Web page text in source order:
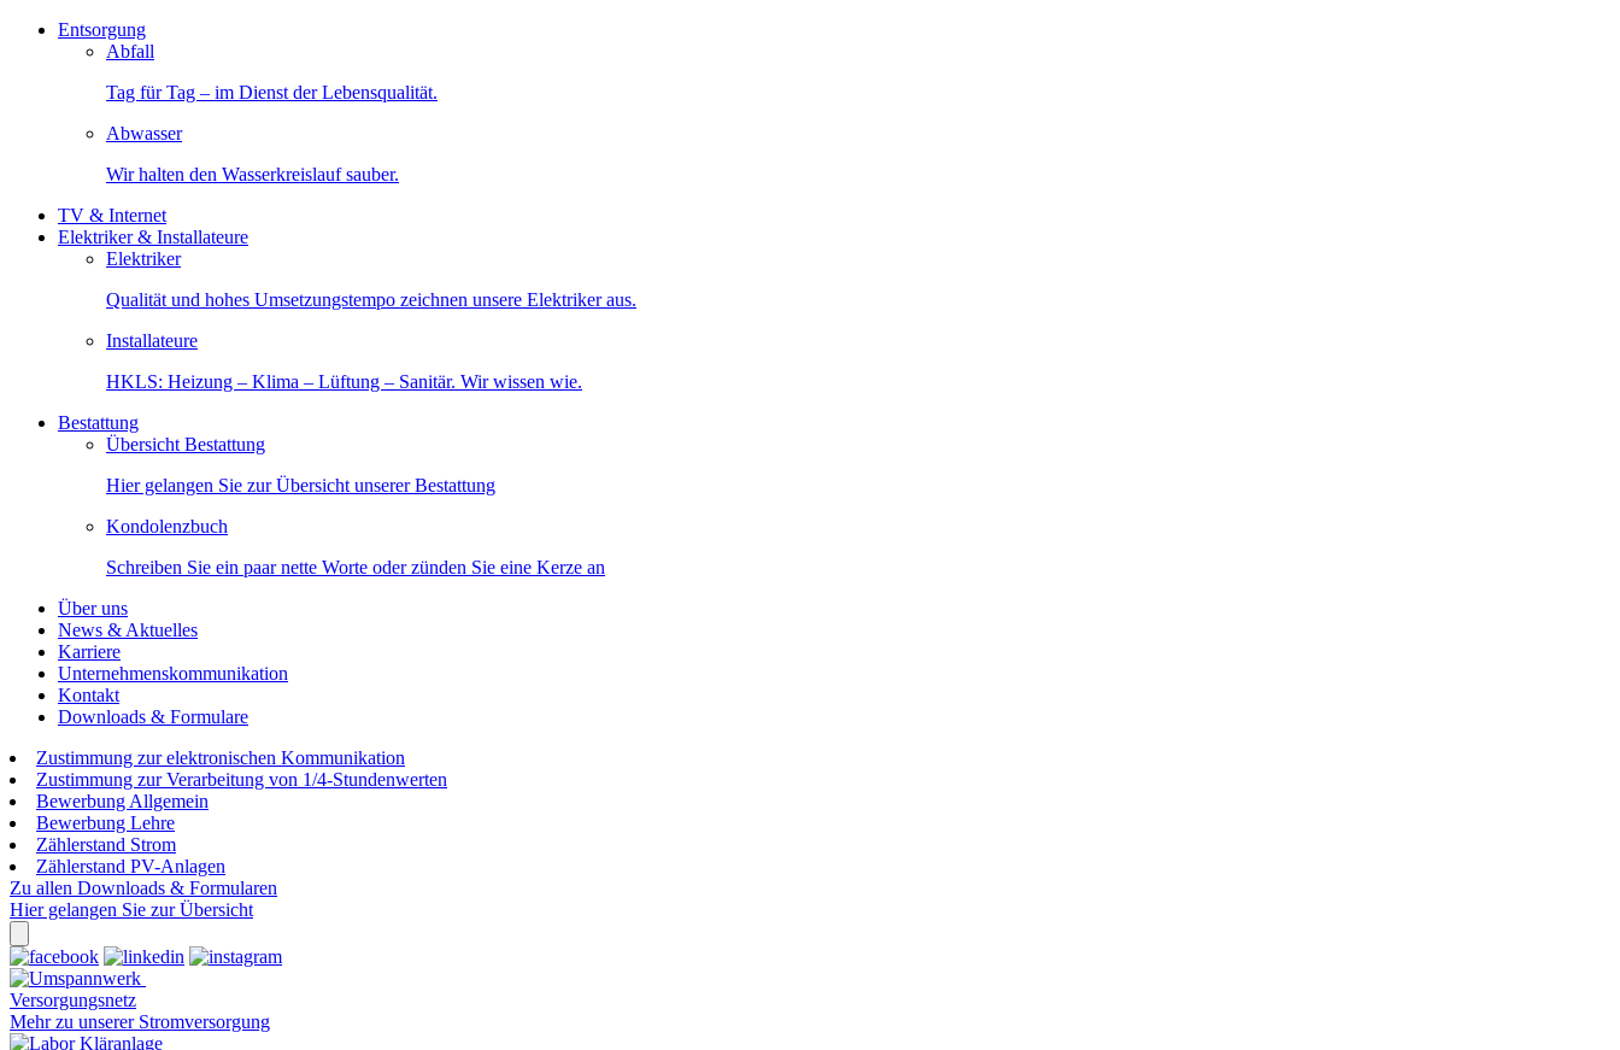
Entsorgung
Abfall
Tag für Tag – im Dienst der Lebensqualität.
Abwasser
Wir halten den Wasserkreislauf sauber.
TV & Internet
Elektriker & Installateure
Elektriker
Qualität und hohes Umsetzungstempo zeichnen unsere Elektriker aus.
Installateure
HKLS: Heizung – Klima – Lüftung – Sanitär. Wir wissen wie.
Bestattung
Übersicht Bestattung
Hier gelangen Sie zur Übersicht unserer Bestattung
Kondolenzbuch
Schreiben Sie ein paar nette Worte oder zünden Sie eine Kerze an
Über uns
News & Aktuelles
Karriere
Unternehmenskommunikation
Kontakt
Downloads & Formulare
Zustimmung zur elektronischen Kommunikation
Zustimmung zur Verarbeitung von 1/4-Stundenwerten
Bewerbung Allgemein
Bewerbung Lehre
Zählerstand Strom
Zählerstand PV-Anlagen
Zu allen Downloads & Formularen
Hier gelangen Sie zur Übersicht
Versorgungsnetz
Mehr zu unserer Stromversorgung